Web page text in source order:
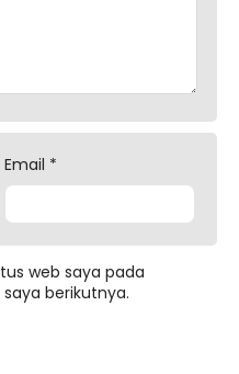
Email *
web saya pada
berikutnya.